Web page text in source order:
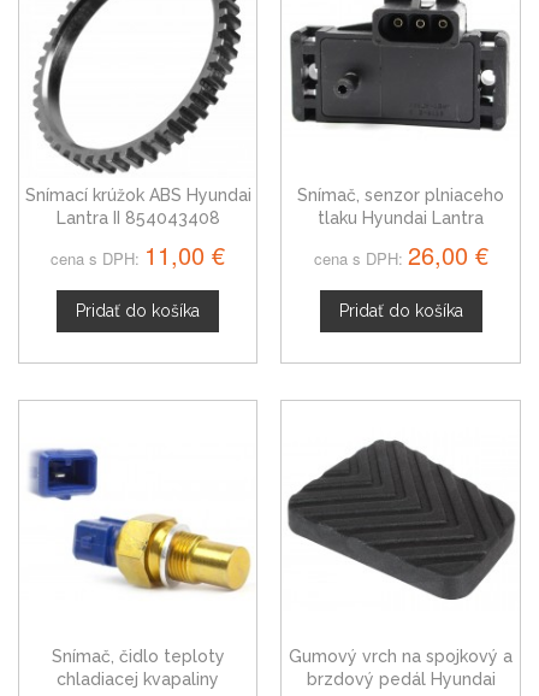
Snímací krúžok ABS Hyundai
Lantra II 854043408
cena s DPH: 11,00 €
Pridať do košíka
Snímač, senzor plniaceho
tlaku Hyundai Lantra
cena s DPH: 26,00 €
Pridať do košíka
Snímač, čidlo teploty
chladiacej kvapaliny
Gumový vrch na spojkový a
brzdový pedál Hyundai